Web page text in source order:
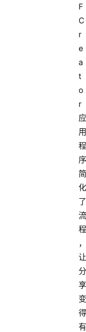
F
C
r
e
a
t
o
r
应
用
程
序
简
化
了
流
程
，
让
分
享
变
得
有